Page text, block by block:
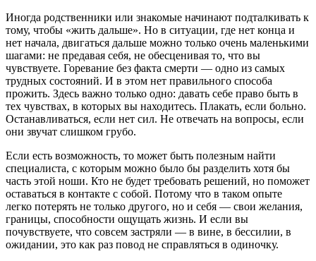
Иногда родственники или знакомые начинают подталкивать к
тому, чтобы «жить дальше». Но в ситуации, где нет конца и
нет начала, двигаться дальше можно только очень маленькими
шагами: не предавая себя, не обесценивая то, что вы
чувствуете. Горевание без факта смерти — одно из самых
трудных состояний. И в этом нет правильного способа
прожить. Здесь важно только одно: давать себе право быть в
тех чувствах, в которых вы находитесь. Плакать, если больно.
Останавливаться, если нет сил. Не отвечать на вопросы, если
они звучат слишком грубо.
Если есть возможность, то может быть полезным найти
специалиста, с которым можно было бы разделить хотя бы
часть этой ноши. Кто не будет требовать решений, но поможет
оставаться в контакте с собой. Потому что в таком опыте
легко потерять не только другого, но и себя — свои желания,
границы, способности ощущать жизнь. И если вы
почувствуете, что совсем застряли — в вине, в бессилии, в
ожидании, это как раз повод не справляться в одиночку.